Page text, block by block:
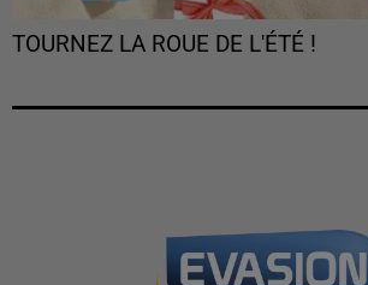
TOURNEZ LA ROUE DE L'ÉTÉ !